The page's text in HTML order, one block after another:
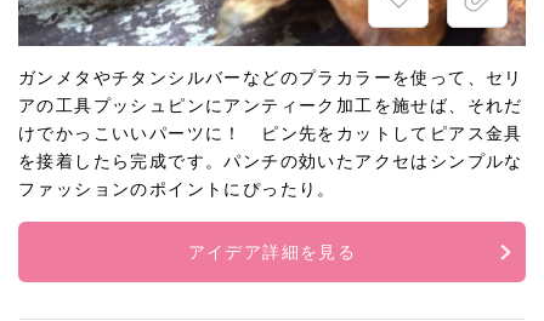
ガンメタやチタンシルバーなどのプラカラーを使って、セリ
アの工具プッシュピンにアンティーク加工を施せば、それだ
けでかっこいいパーツに！ ピン先をカットしてピアス金具
を接着したら完成です。パンチの効いたアクセはシンプルな
ファッションのポイントにぴったり。
アイデア詳細を見る